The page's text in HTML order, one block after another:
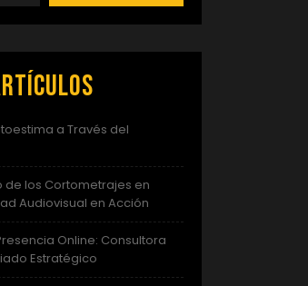
a Través del
de los Cortometrajes en
Audiovisual en Acción
Online: Consultora
Estratégico